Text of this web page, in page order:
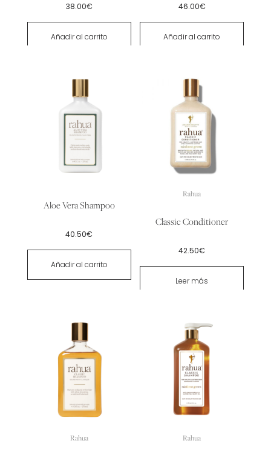
38.00€
Añadir al carrito
46.00€
Añadir al carrito
Aloe Vera Shampoo
40.50€
Añadir al carrito
Rahua
Classic Conditioner
42.50€
Leer más
Rahua Rahua